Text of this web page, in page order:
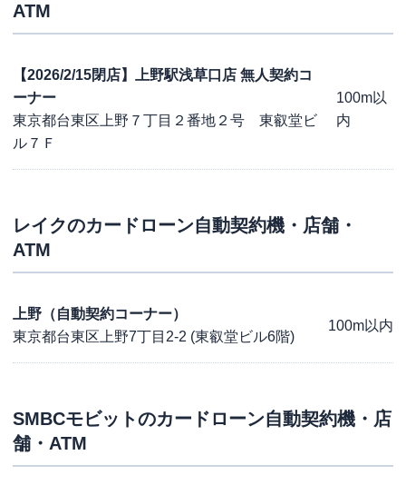
ATM
【2026/2/15閉店】上野駅浅草口店 無人契約コ
ーナー
東京都台東区上野７丁目２番地２号 東叡堂ビ
ル７Ｆ
100m以
内
レイクのカードローン自動契約機・店舗・
ATM
上野（自動契約コーナー）
東京都台東区上野7丁目2-2 (東叡堂ビル6階)
100m以内
SMBCモビットのカードローン自動契約機・店
舗・ATM